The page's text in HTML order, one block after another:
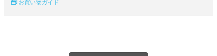
お買い物ガイド